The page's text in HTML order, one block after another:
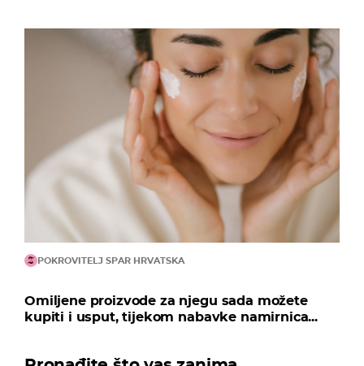
POKROVITELJ SPAR HRVATSKA
Omiljene proizvode za njegu sada možete
kupiti i usput, tijekom nabavke namirnica...